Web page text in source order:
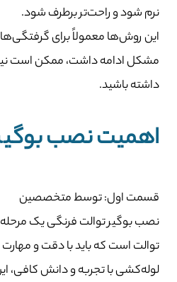
نرم شود و راحت‌تر برطرف شود.
این روش‌ها معمولاً برای
مشکل ادامه داشت، ممکن است
داشته باشید.
اهمیت نصب
قسمت اول: توسط متخصصین
نصب بوگیر توالت فرنگی یک
توالت است که باید با دقت و
لوله‌کشی با تجربه و دانش کافی،